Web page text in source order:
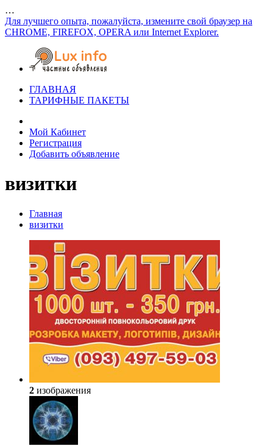
…
Для лучшего опыта, пожалуйста, измените свой браузер на
CHROME, FIREFOX, OPERA или Internet Explorer.
ГЛАВНАЯ
ТАРИФНЫЕ ПАКЕТЫ
Мой Кабинет
Регистрация
Добавить объявление
визитки
Главная
визитки
2 изображения